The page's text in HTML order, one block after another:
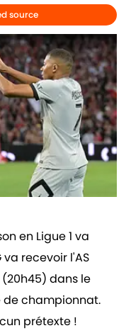
source
en Ligue 1 va
va recevoir l'AS
dans le
championnat.
prétexte !